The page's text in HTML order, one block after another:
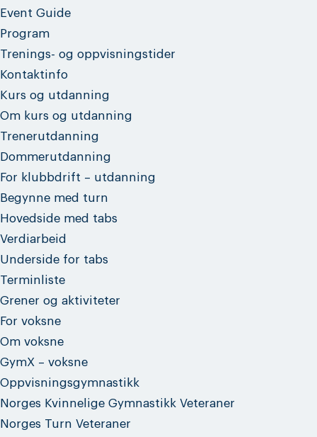
Event Guide
Program
Trenings- og oppvisningstider
Kontaktinfo
Kurs og utdanning
Om kurs og utdanning
Trenerutdanning
Dommerutdanning
For klubbdrift – utdanning
Begynne med turn
Hovedside med tabs
Verdiarbeid
Underside for tabs
Terminliste
Grener og aktiviteter
For voksne
Om voksne
GymX – voksne
Oppvisningsgymnastikk
Norges Kvinnelige Gymnastikk Veteraner
Norges Turn Veteraner